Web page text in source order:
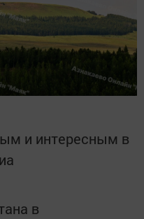
и интересным в
в